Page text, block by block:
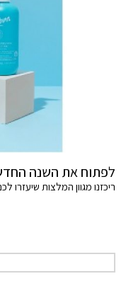
לפתוח את השנה
ריכזנו מגוון המלצות